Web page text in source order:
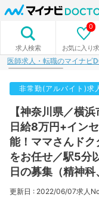
求人検索 お気に入り
0
医師求人・転職のマイナビ
非常勤(アルバイト)求
【神奈川県／横
日給8万円+イン
能！ママさんド
をお任せ／駅5分
日の募集（精神科
更新日 : 2022/06/07求人